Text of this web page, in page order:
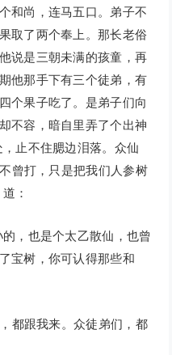
和尚，连马五口。弟子不
取了两个奉上。那长老俗
说是三朝未满的孩童，再
他那手下有三个徒弟，有
个果子吃了。是弟子们向
不容，暗自里弄了个出神
止不住腮边泪落。众仙
曾打，只是把我们人参树
：
，也是个太乙散仙，也曾
宝树，你可认得那些和
都跟我来。众徒弟们，都